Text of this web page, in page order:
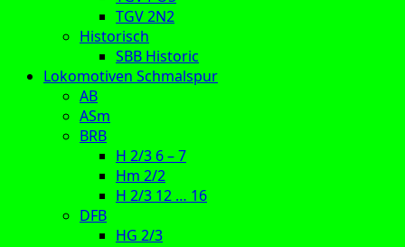
TGV 2N2
Historisch
SBB Historic
Lokomotiven Schmalspur
AB
ASm
BRB
H 2/3 6 – 7
Hm 2/2
H 2/3 12 … 16
DFB
HG 2/3